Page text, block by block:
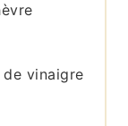
vinaigre